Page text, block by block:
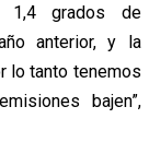
1,4 grados de
anterior, y la
lo tanto tenemos
bajen”,